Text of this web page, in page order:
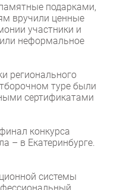
подарками,
вручили ценные
участники и
неформальное
регионального
туре были
сертификатами
конкурса
– в Екатеринбурге.
системы